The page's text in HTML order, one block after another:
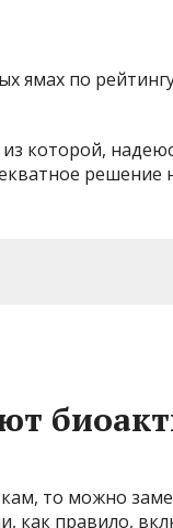
которой,
решение
то можно
как правило,